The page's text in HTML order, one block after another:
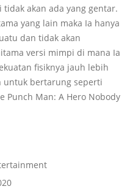
akan ada yang gentar.
yang lain maka Ia hanya
dan tidak akan
versi mimpi di mana Ia
fisiknya jauh lebih
untuk bertarung seperti
Punch Man: A Hero Nobody